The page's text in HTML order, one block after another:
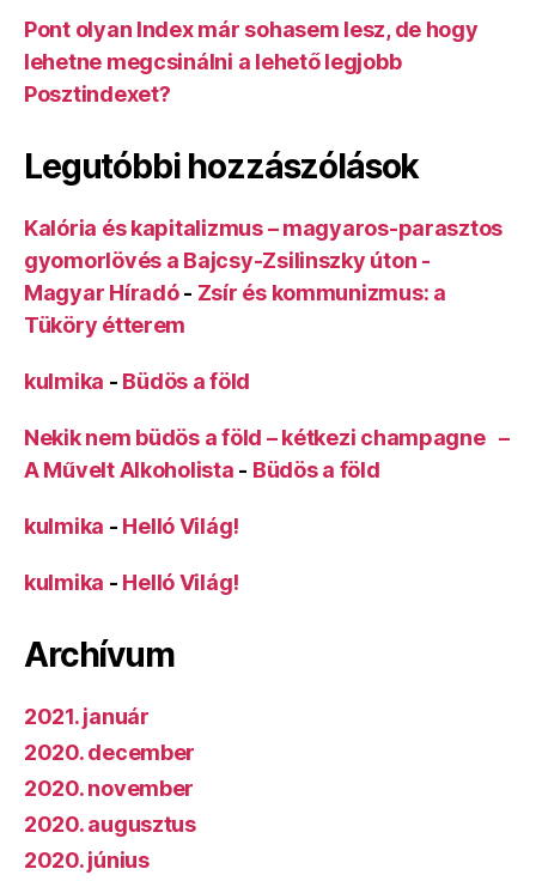
Pont olyan Index már sohasem lesz, de hogy
lehetne megcsinálni a lehető legjobb
Posztindexet?
Legutóbbi hozzászólások
Kalória és kapitalizmus – magyaros-parasztos
gyomorlövés a Bajcsy-Zsilinszky úton -
Magyar Híradó- Zsír és kommunizmus: a
Tüköry étterem
kulmika - Büdös a föld
Nekik nem büdös a föld – kétkezi champagne –
A Művelt Alkoholista - Büdös a föld
kulmika - Helló Világ!
kulmika - Helló Világ!
Archívum
2021. január
2020. december
2020. november
2020. augusztus
2020. június